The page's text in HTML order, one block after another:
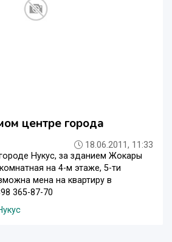
центре города
18.06.2011, 11:33
Нукус, за зданием Жокары
на 4-м этаже, 5-ти
мена на квартиру в
365-87-70